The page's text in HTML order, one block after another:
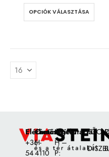
OPCIÓK VÁLASZTÁSA
Elérhetőségek:
+36
54
Címünk:
H-
4110
Nyitvatartás
H –
P: